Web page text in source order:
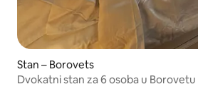
Stan – Borovets
Dvokatni stan za 6 osoba u Borovetu